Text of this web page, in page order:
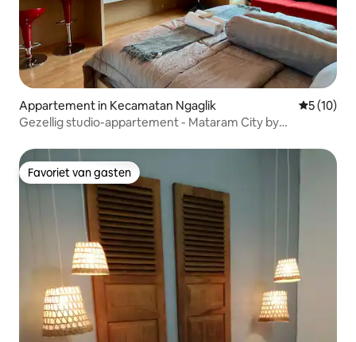
Appartement in Kecamatan Ngaglik
5 (10)
Gezellig studio-appartement - Mataram City by
Favoriet van gasten
Favoriet van gasten